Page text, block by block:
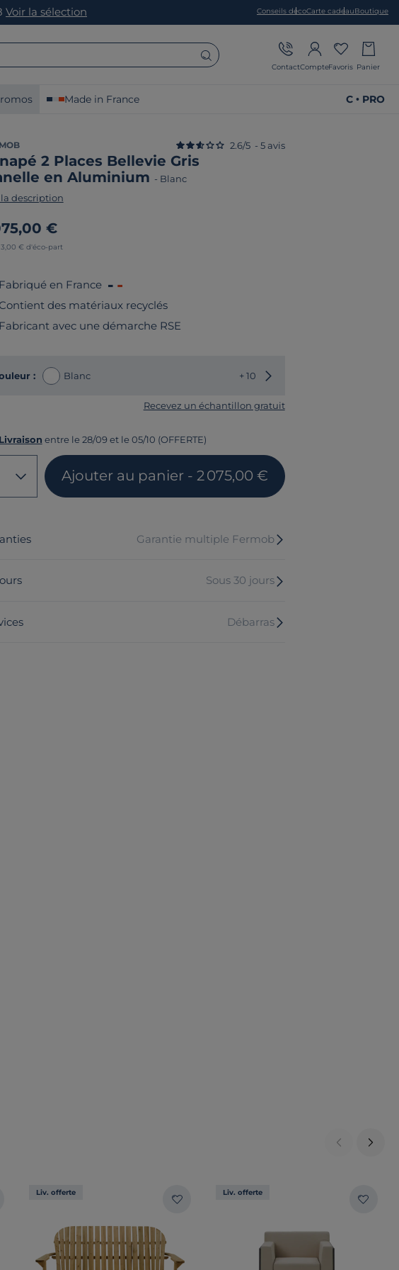
Voir la sélection Conseils décoCarte cadeauBoutique
ContactCompteFavoris Panier
Made in France C • PRO
2 Places Bellevie Gris
en Aluminium - Blanc
2.6/5 - 5 avis
la description
€
€ d'éco-part
Fabriqué en France
Contient des matériaux recyclés
Fabricant avec une démarche RSE
: Blanc + 10 Choisir une autre couleur
Recevez un échantillon gratuit
Livraison entre le 28/09 et le 05/10 (OFFERTE)
Ajouter au panier - 2 075,00 €
Garantie multiple Fermob
Sous 30 jours
Débarras
Liv. offerte Liv. offerte